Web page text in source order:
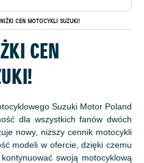
CEN MOTOCYKLI SUZUKI!
CEN
Suzuki Motor Poland
dla wszystkich fanów dwóch
nowy, niższy cennik motocykli
modeli w ofercie, dzięki czemu
swoją motocyklową